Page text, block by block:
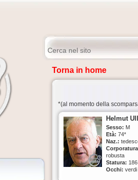
Torna in home
*(al momento della
Helmut
Sesso: M
Età: 74*
Naz.:
robusta
Statura: 186
Occhi: verdi